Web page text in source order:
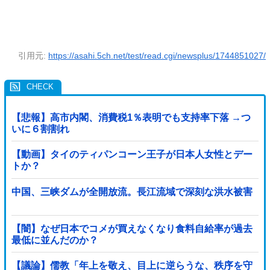
引用元: https://asahi.5ch.net/test/read.cgi/newsplus/1744851027/
【悲報】高市内閣、消費税1％表明でも支持率下落 →つ
いに６割割れ
【動画】タイのティパンコーン王子が日本人女性とデー
トか？
中国、三峡ダムが全開放流。長江流域で深刻な洪水被害
【闇】なぜ日本でコメが買えなくなり食料自給率が過去
最低に並んだのか？
【議論】儒教「年上を敬え、目上に逆らうな、秩序を守